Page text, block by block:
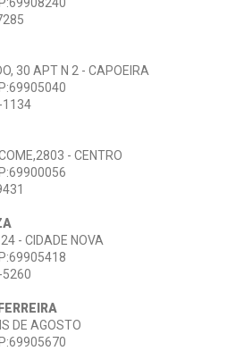
30 APT N 2 - CAPOEIRA
1134
- CENTRO
- CIDADE NOVA
5260
DE AGOSTO